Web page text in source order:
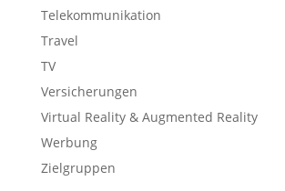
Telekommunikation
Travel
TV
Versicherungen
Virtual Reality & Augmented Reality
Werbung
Zielgruppen